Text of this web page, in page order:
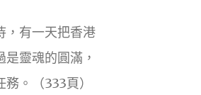
，有一天把香港
靈魂的圓滿，
。（333頁）